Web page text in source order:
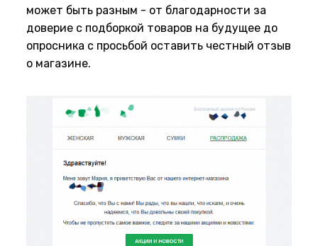
может быть разным - от благодарности за
доверие с подборкой товаров на будущее до
опросника с просьбой оставить честный отзыв
о магазине.